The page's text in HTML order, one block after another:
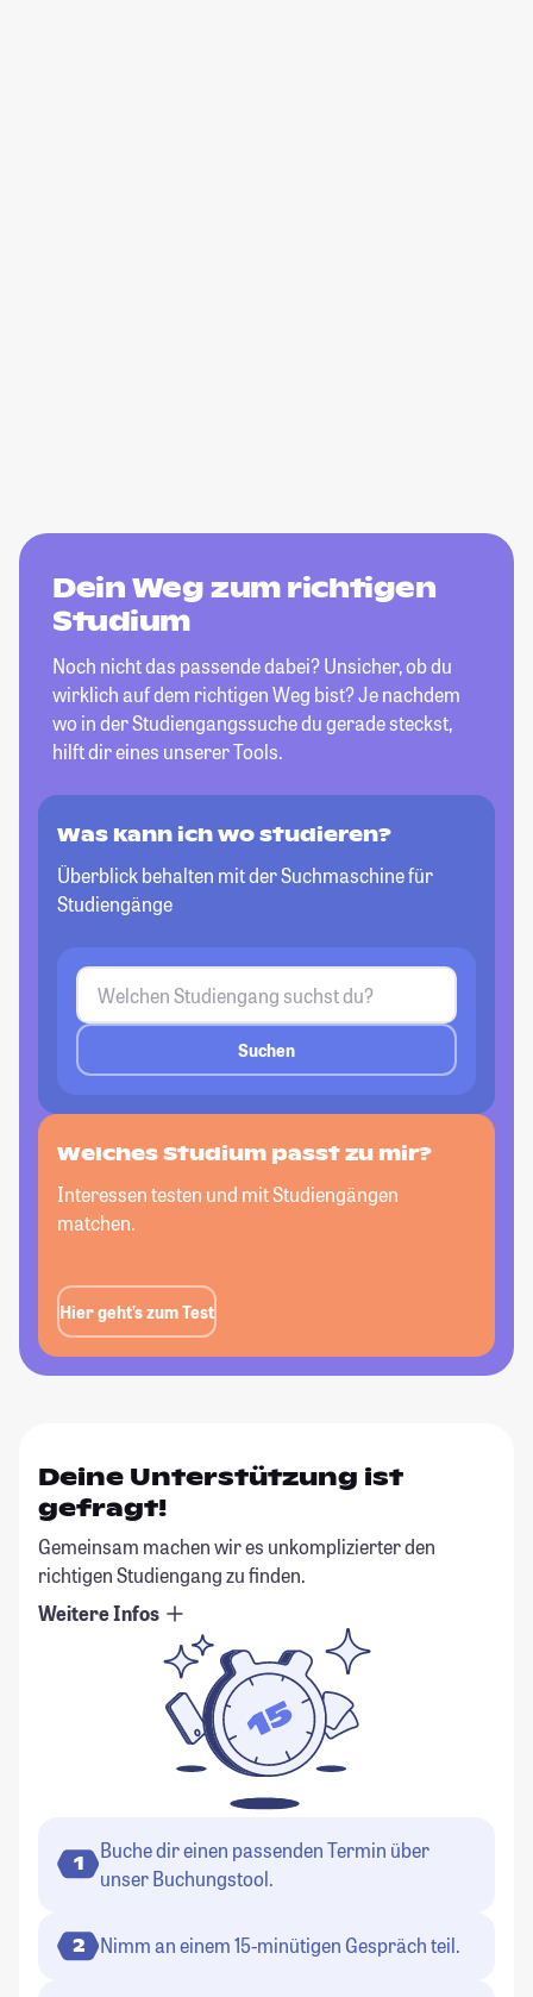
Dein Weg zum richtigen
Studium
Noch nicht das passende dabei? Unsicher, ob du
wirklich auf dem richtigen Weg bist? Je nachdem
wo in der Studiengangssuche du gerade steckst,
hilft dir eines unserer Tools.
Was kann ich wo studieren?
Überblick behalten mit der Suchmaschine für
Studiengänge
Suchen
Welches Studium passt zu mir?
Interessen testen und mit Studiengängen
matchen.
Hier geht’s zum Test
Deine Unterstützung ist
gefragt!
Gemeinsam machen wir es unkomplizierter den
richtigen Studiengang zu finden.
Weitere Infos
1
Buche dir einen passenden Termin über
unser Buchungstool.
2 Nimm an einem 15-minütigen Gespräch teil.